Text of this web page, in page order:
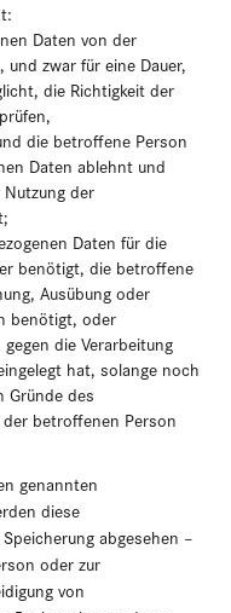
Daten von der
zwar für eine Dauer,
die Richtigkeit der
die betroffene Person
Daten ablehnt und
der
Daten für die
benötigt, die betroffene
Ausübung oder
benötigt, oder
die Verarbeitung
hat, solange noch
des
betroffenen Person
genannten
diese
abgesehen –
oder zur
von